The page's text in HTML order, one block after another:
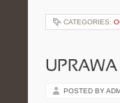
CATEGORIES:
POSTED BY